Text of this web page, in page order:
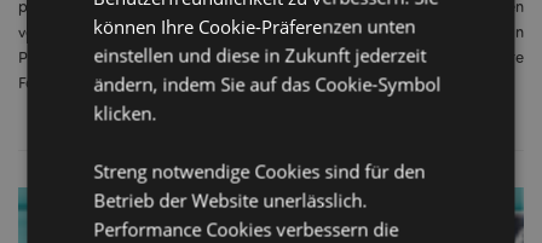
potenziellen Kunden ihre neuesten Produkte und Innovationen
vorzustellen. Nach der Messesaison 2023 haben wir die Mitarbeiter von
Puckator gebeten, ihre Lieblingsprodukte zu wählen, und hier sind ihre
Favoriten:
können Ihre Cookie-Präferenzen unten
einstellen und diese in Zukunft jederzeit
ändern, indem Sie auf das Cookie-Symbol
klicken.
Streng notwendige Cookies sind für den
Betrieb der Website unerlässlich.
Performance Cookies verbessern die